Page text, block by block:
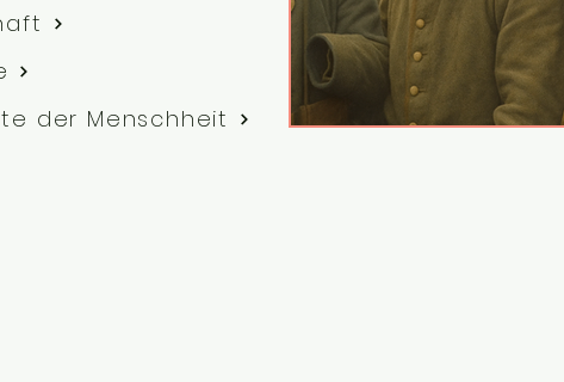
der Menschheit